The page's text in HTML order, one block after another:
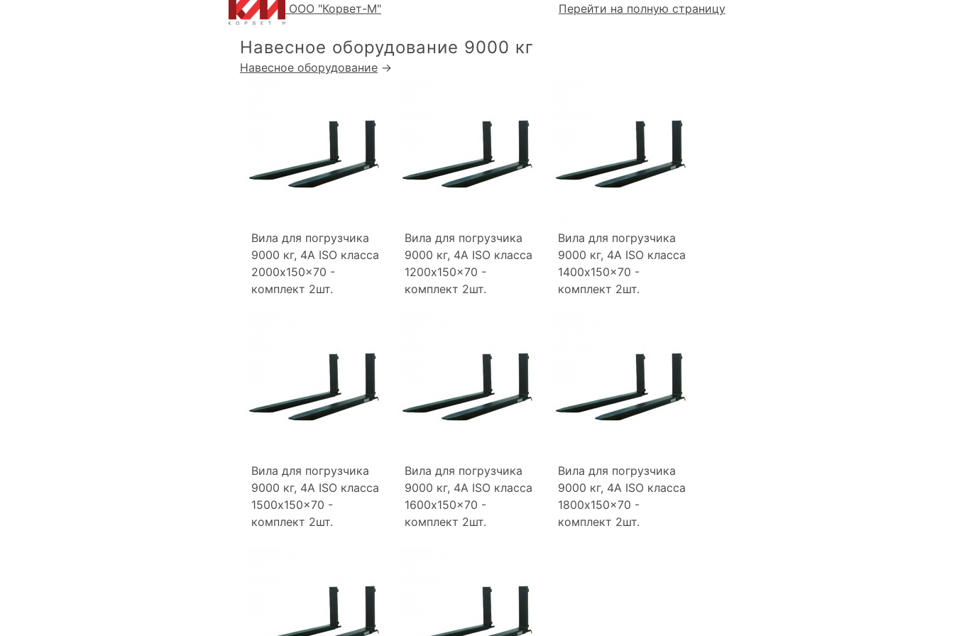
ООО "Корвет-М" Перейти на полную страницу
Навесное оборудование 9000 кг
Навесное оборудование →
Вила для погрузчика
9000 кг, 4A ISO класса
2000x150x70 -
комплект 2шт.
Вила для погрузчика
9000 кг, 4A ISO класса
1200x150x70 -
комплект 2шт.
Вила для погрузчика
9000 кг, 4A ISO класса
1400x150x70 -
комплект 2шт.
Вила для погрузчика
9000 кг, 4A ISO класса
1500x150x70 -
комплект 2шт.
Вила для погрузчика
9000 кг, 4A ISO класса
1600x150x70 -
комплект 2шт.
Вила для погрузчика
9000 кг, 4A ISO класса
1800x150x70 -
комплект 2шт.